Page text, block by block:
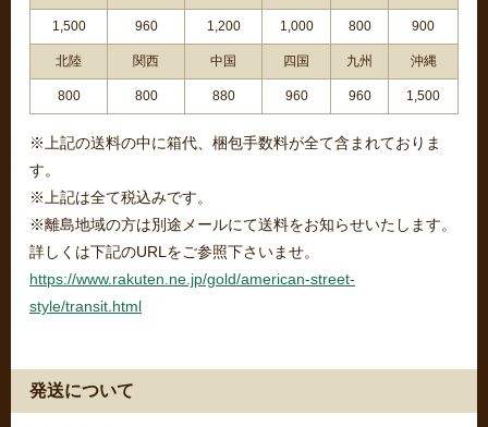
1,500 960 1,200 1,000 800 900
北陸 関西 中国 四国 九州 沖縄
800 800 880 960 960 1,500
※上記の送料の中に箱代、梱包手数料が全て含まれておりま
す。
※上記は全て税込みです。
※離島地域の方は別途メールにて送料をお知らせいたします。
詳しくは下記のURLをご参照下さいませ。
https://www.rakuten.ne.jp/gold/american-street-
style/transit.html
発送について